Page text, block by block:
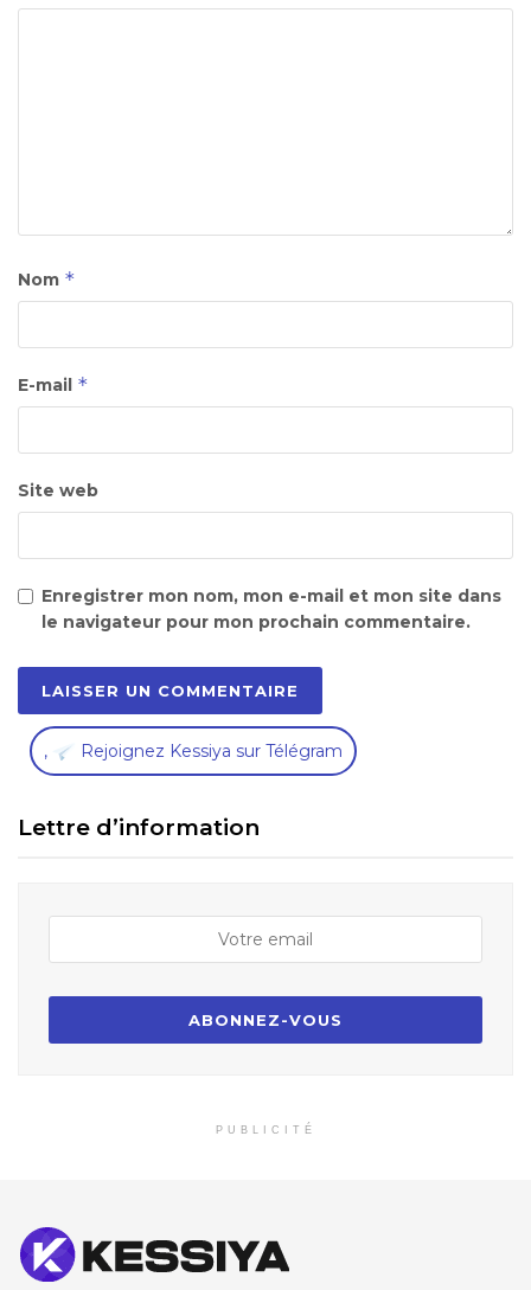
Nom *
E-mail *
Site web
Enregistrer mon nom, mon e-mail et mon site dans
le navigateur pour mon prochain commentaire.
, Rejoignez Kessiya sur Télégram
Lettre d’information
PUBLICITÉ